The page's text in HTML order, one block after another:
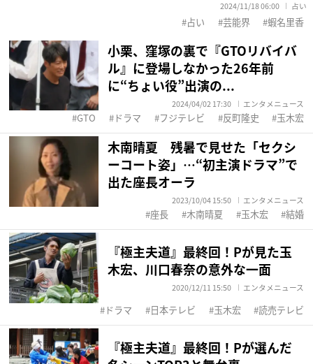
2024/11/18 06:00 占い
占い 芸能界 蝦名里香
小栗、窪塚の裏で『GTOリバイバ
ル』に登場しなかった26年前
に“ちょい役”出演の...
2024/04/02 17:30 エンタメニュース
GTO ドラマ フジテレビ 反町隆史 玉木宏
木南晴夏 残暑で見せた「セクシ
ーコート姿」…“初主演ドラマ”で
出た座長オーラ
2023/10/04 15:50 エンタメニュース
座長 木南晴夏 玉木宏 結婚
『極主夫道』最終回！Pが見た玉
木宏、川口春奈の意外な一面
2020/12/11 15:50 エンタメニュース
ドラマ 日本テレビ 玉木宏 読売テレビ
『極主夫道』最終回！Pが選んだ